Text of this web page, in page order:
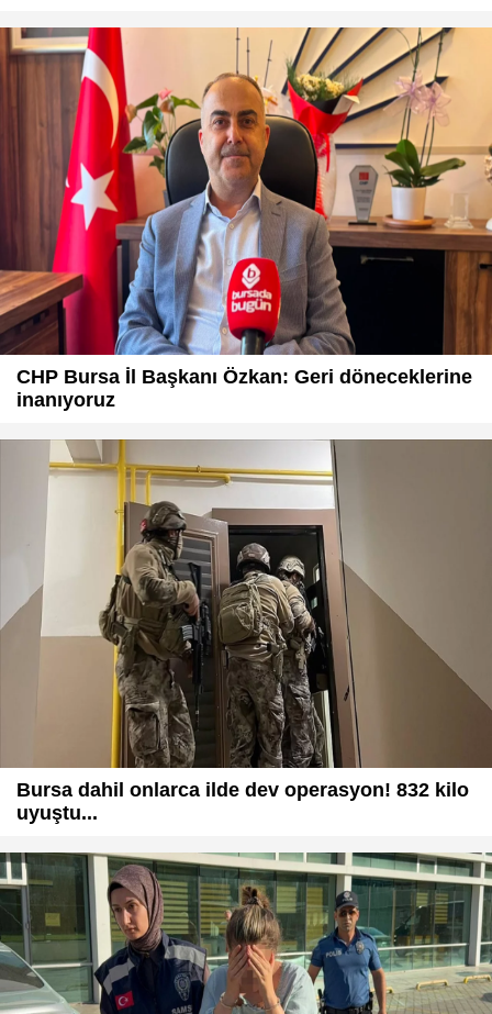
CHP Bursa İl Başkanı Özkan: Geri döneceklerine
inanıyoruz
Bursa dahil onlarca ilde dev operasyon! 832 kilo
uyuştu...